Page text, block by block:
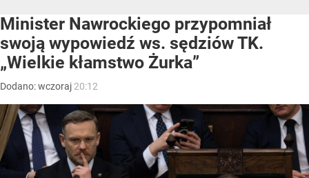
Minister Nawrockiego przypomniał
swoją wypowiedź ws. sędziów TK.
„Wielkie kłamstwo Żurka”
Dodano:wczoraj 20:12